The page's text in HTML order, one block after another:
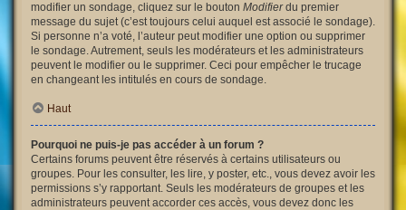
modifier un sondage, cliquez sur le bouton Modifierdu premier
message du sujet (c’est toujours celui auquel est associé le sondage).
Si personne n’a voté, l’auteur peut modifier une option ou supprimer
le sondage. Autrement, seuls les modérateurs et les administrateurs
peuvent le modifier ou le supprimer. Ceci pour empêcher le trucage
en changeant les intitulés en cours de sondage.
Haut
Pourquoi ne puis-je pas accéder à un forum ?
Certains forums peuvent être réservés à certains utilisateurs ou
groupes. Pour les consulter, les lire, y poster, etc., vous devez avoir les
permissions s’y rapportant. Seuls les modérateurs de groupes et les
administrateurs peuvent accorder ces accès, vous devez donc les